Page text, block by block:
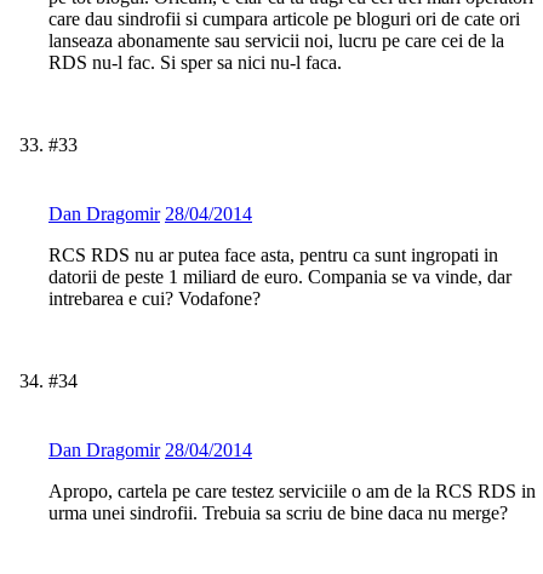
care dau sindrofii si cumpara articole pe bloguri ori de cate ori
lanseaza abonamente sau servicii noi, lucru pe care cei de la
RDS nu-l fac. Si sper sa nici nu-l faca.
#33
Dan Dragomir 28/04/2014
RCS RDS nu ar putea face asta, pentru ca sunt ingropati in
datorii de peste 1 miliard de euro. Compania se va vinde, dar
intrebarea e cui? Vodafone?
#34
Dan Dragomir 28/04/2014
Apropo, cartela pe care testez serviciile o am de la RCS RDS in
urma unei sindrofii. Trebuia sa scriu de bine daca nu merge?